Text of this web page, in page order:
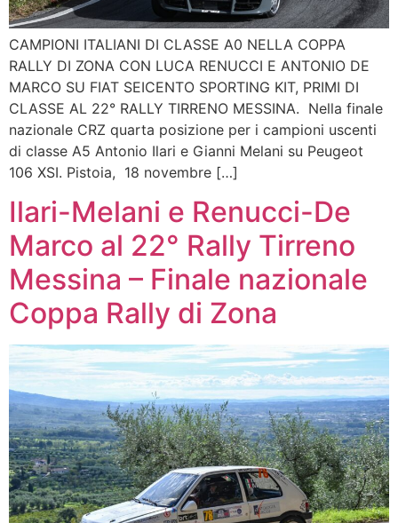
CAMPIONI ITALIANI DI CLASSE A0 NELLA COPPA
RALLY DI ZONA CON LUCA RENUCCI E ANTONIO DE
MARCO SU FIAT SEICENTO SPORTING KIT, PRIMI DI
CLASSE AL 22° RALLY TIRRENO MESSINA. Nella finale
nazionale CRZ quarta posizione per i campioni uscenti
di classe A5 Antonio Ilari e Gianni Melani su Peugeot
106 XSI. Pistoia, 18 novembre […]
Ilari-Melani e Renucci-De
Marco al 22° Rally Tirreno
Messina – Finale nazionale
Coppa Rally di Zona